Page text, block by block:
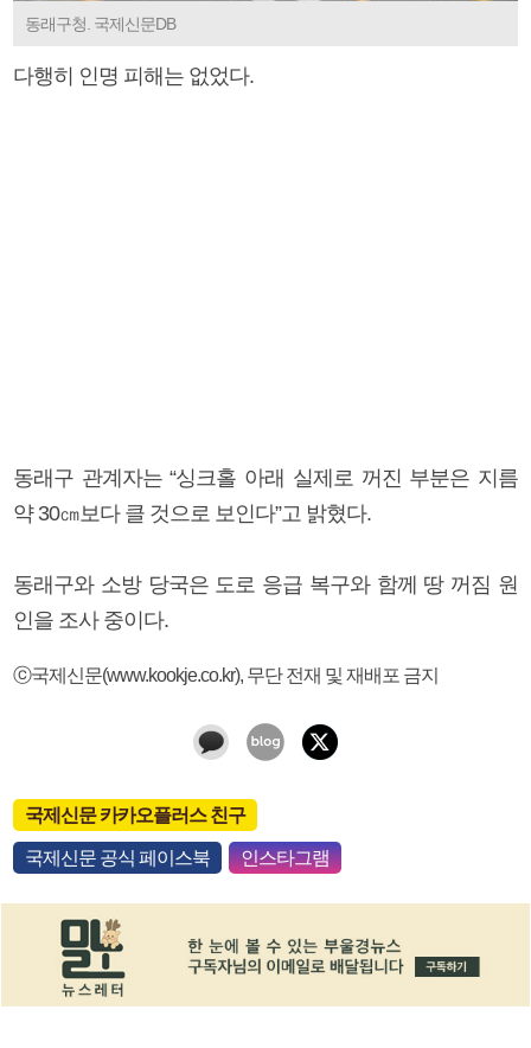
동래구청. 국제신문DB
다행히 인명 피해는 없었다.
동래구 관계자는 “싱크홀 아래 실제로 꺼진 부분은 지름
약 30㎝보다 클 것으로 보인다”고 밝혔다.
동래구와 소방 당국은 도로 응급 복구와 함께 땅 꺼짐 원
인을 조사 중이다.
ⓒ국제신문(www.kookje.co.kr), 무단 전재 및 재배포 금지
국제신문 카카오플러스 친구
국제신문 공식 페이스북 인스타그램